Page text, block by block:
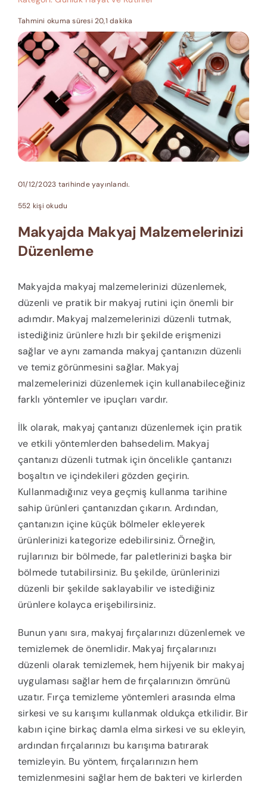
Tahmini okuma süresi 20,1 dakika
01/12/2023 tarihinde yayınlandı.
552 kişi okudu
Makyajda Makyaj Malzemelerinizi
Düzenleme
Makyajda makyaj malzemelerinizi düzenlemek,
düzenli ve pratik bir makyaj rutini için önemli bir
adımdır. Makyaj malzemelerinizi düzenli tutmak,
istediğiniz ürünlere hızlı bir şekilde erişmenizi
sağlar ve aynı zamanda makyaj çantanızın düzenli
ve temiz görünmesini sağlar. Makyaj
malzemelerinizi düzenlemek için kullanabileceğiniz
farklı yöntemler ve ipuçları vardır.
İlk olarak, makyaj çantanızı düzenlemek için pratik
ve etkili yöntemlerden bahsedelim. Makyaj
çantanızı düzenli tutmak için öncelikle çantanızı
boşaltın ve içindekileri gözden geçirin.
Kullanmadığınız veya geçmiş kullanma tarihine
sahip ürünleri çantanızdan çıkarın. Ardından,
çantanızın içine küçük bölmeler ekleyerek
ürünlerinizi kategorize edebilirsiniz. Örneğin,
rujlarınızı bir bölmede, far paletlerinizi başka bir
bölmede tutabilirsiniz. Bu şekilde, ürünlerinizi
düzenli bir şekilde saklayabilir ve istediğiniz
ürünlere kolayca erişebilirsiniz.
Bunun yanı sıra, makyaj fırçalarınızı düzenlemek ve
temizlemek de önemlidir. Makyaj fırçalarınızı
düzenli olarak temizlemek, hem hijyenik bir makyaj
uygulaması sağlar hem de fırçalarınızın ömrünü
uzatır. Fırça temizleme yöntemleri arasında elma
sirkesi ve su karışımı kullanmak oldukça etkilidir. Bir
kabın içine birkaç damla elma sirkesi ve su ekleyin,
ardından fırçalarınızı bu karışıma batırarak
temizleyin. Bu yöntem, fırçalarınızın hem
temizlenmesini sağlar hem de bakteri ve kirlerden